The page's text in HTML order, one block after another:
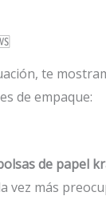
te
de empaque:
de papel
vez más